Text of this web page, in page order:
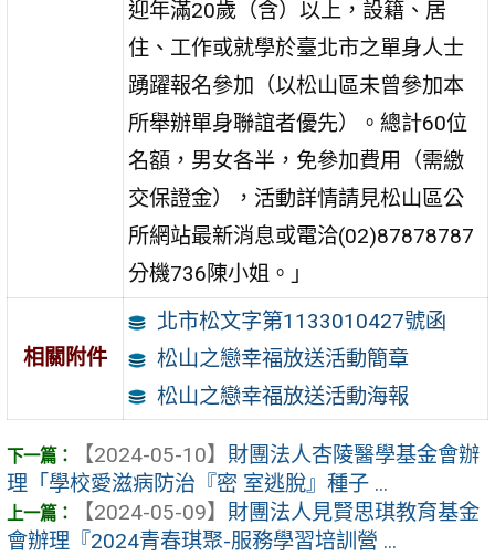
迎年滿20歲（含）以上，設籍、居
住、工作或就學於臺北市之單身人士
踴躍報名參加（以松山區未曾參加本
所舉辦單身聯誼者優先）。總計60位
名額，男女各半，免參加費用（需繳
交保證金），活動詳情請見松山區公
所網站最新消息或電洽(02)87878787
分機736陳小姐。」
相關附件
北市松文字第1133010427號函
松山之戀幸福放送活動簡章
松山之戀幸福放送活動海報
【2024-05-10】 財團法人杏陵醫學基金會辦
理「學校愛滋病防治『密 室逃脫』種子 ...
【2024-05-09】 財團法人見賢思琪教育基金
會辦理『2024青春琪聚-服務學習培訓營 ...